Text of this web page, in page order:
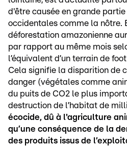
d'être causée en grande
occidentales comme la nôtre.
déforestation amazonienne
par rapport au même mois
l’équivalent d’un terrain de
Cela signifie la disparition de
danger (végétales comme
du puits de CO2 le plus
destruction de l’habitat de
écocide, dû à l'agriculture
qu’une conséquence de la
des produits issus de